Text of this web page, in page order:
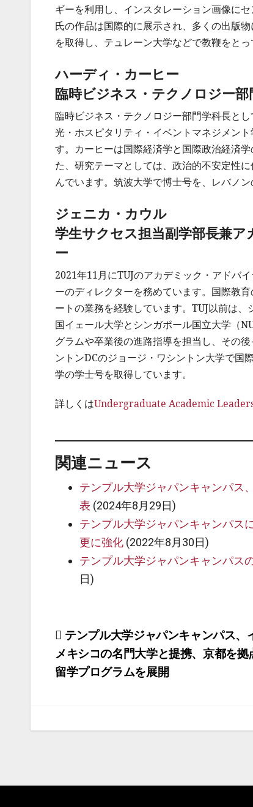
ギーを利用し、インスタレーション画像に
氏の作品は国際的に展示され、多くの出版
を取得し、テュレーン大学などで教鞭をとっ
ハーディ・カーヒー
臨時ビジネス・テクノロジー部
臨時ビジネス・テクノロジー部門学科長と
光・ホスピタリティ・イベントマネジメン
す。カーヒーは国際経済学と国際政治経済
た、研究テーマとしては、政治的不安定性
んでいます。筑波大学で博士号を、レバノ
ジェニカ・カウル
学生サクセス担当副学部長兼
ー
2021年11月にTUJのアカデミック・アドバ
ーのディレクターを務めています。国際教
ートの業務を経験しています。TUJ以前は
国イェール大学とシンガポール国立大学（
グラムや卒業後の進路指導を担当し、その
ントンDCのジョージ・ワシントン大学で国
学の学士号を取得しています。
詳しくはUndergraduate Academic
関連ニュース
テンプル大学ジャパンキャンパス
表 (2024年8月29日)
テンプル大学ジャパンキャンパス
更に強化 (2022年8月30日)
テンプル大学ジャパンキャンパス
日)
投
稿
ナ
ゲ
ョ
テンプル大学ジャパンキャンパス、
メキシコの名門大学と提携、京都を拠
留学プログラムを展開